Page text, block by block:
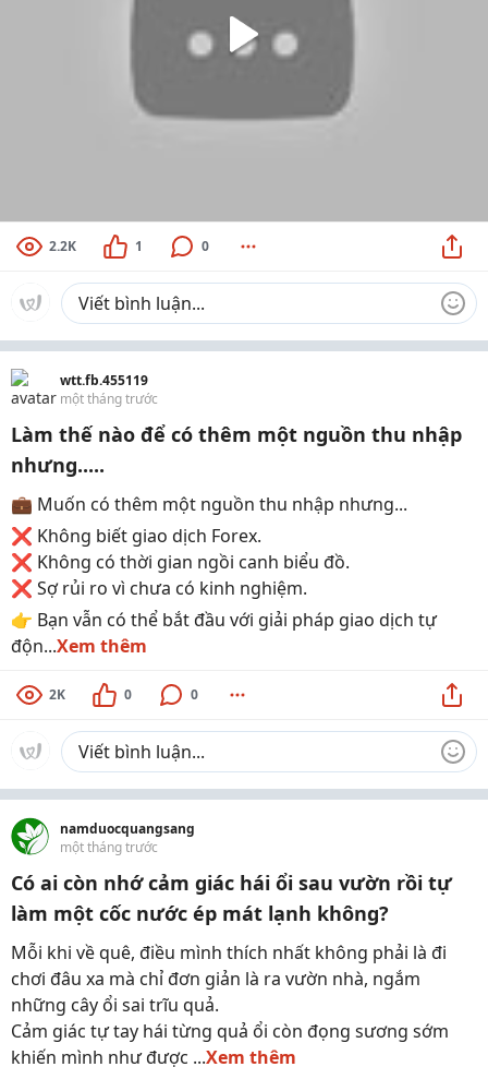
2.2K 1 0
wtt.fb.455119
một tháng trước
Làm thế nào để có thêm một nguồn thu nhập
nhưng.....
💼 Muốn có thêm một nguồn thu nhập nhưng...
❌ Không biết giao dịch Forex.
❌ Không có thời gian ngồi canh biểu đồ.
❌ Sợ rủi ro vì chưa có kinh nghiệm.
👉 Bạn vẫn có thể bắt đầu với giải pháp giao dịch tự
độn...Xem thêm
2K 0 0
namduocquangsang
một tháng trước
Có ai còn nhớ cảm giác hái ổi sau vườn rồi tự
làm một cốc nước ép mát lạnh không?
Mỗi khi về quê, điều mình thích nhất không phải là đi
chơi đâu xa mà chỉ đơn giản là ra vườn nhà, ngắm
những cây ổi sai trĩu quả.
Cảm giác tự tay hái từng quả ổi còn đọng sương sớm
khiến mình như được ...Xem thêm